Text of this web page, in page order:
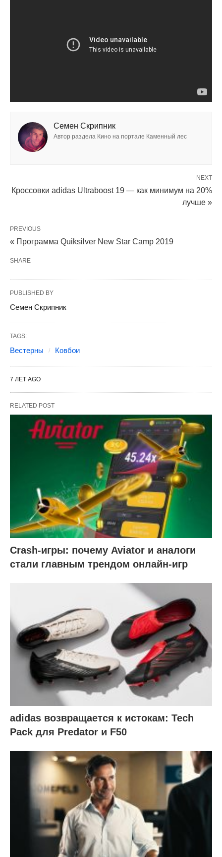
Семен Скрипник
Автор раздела Кино на портале Каменный лес
NEXT
Кроссовки adidas Ultraboost 19 — как минимум на 20%
лучше »
PREVIOUS
« Программа Quiksilver New Star Camp 2019
SHARE
PUBLISHED BY
Семен Скрипник
TAGS:
Вестерны Ковбои
7 ЛЕТ AGO
RELATED POST
Crash-игры: почему Aviator и аналоги
стали главным трендом онлайн-игр
adidas возвращается к истокам: Tech
Pack для Predator и F50